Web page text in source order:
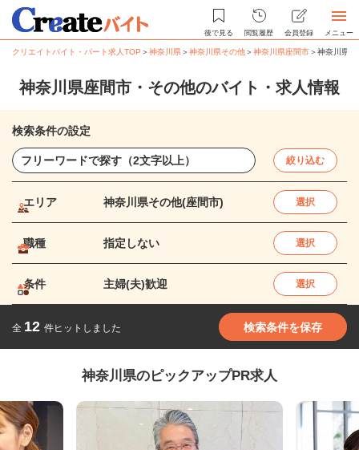
後で見る 閲覧履歴 会員登録 メニュー
クリエイトバイト・パート求人TOP ＞神奈川県＞神奈川県その他＞神奈川県座間市＞神奈川県
神奈川県座間市・その他のバイト・求人情報
検索条件の設定
絞り込む
エリア 神奈川県その他(座間市) 選択
職種 指定しない 選択
条件 主婦(夫)歓迎 選択
全 12 件ヒットしました 検索条件を保存
神奈川県のピックアップPR求人